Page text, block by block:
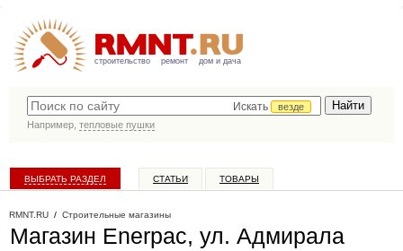
строительство ремонт дом и дача
Искать
везде
Например, тепловые пушки
ВЫБРАТЬ РАЗДЕЛ СТАТЬИ ТОВАРЫ
RMNT.RU / Строительные магазины
Магазин Enerpac, ул. Адмирала